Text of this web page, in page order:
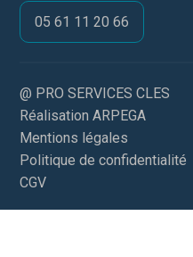
05 61 11 20 66
@ PRO SERVICES CLES
Réalisation ARPEGA
Mentions légales
Politique de confidentialité
CGV